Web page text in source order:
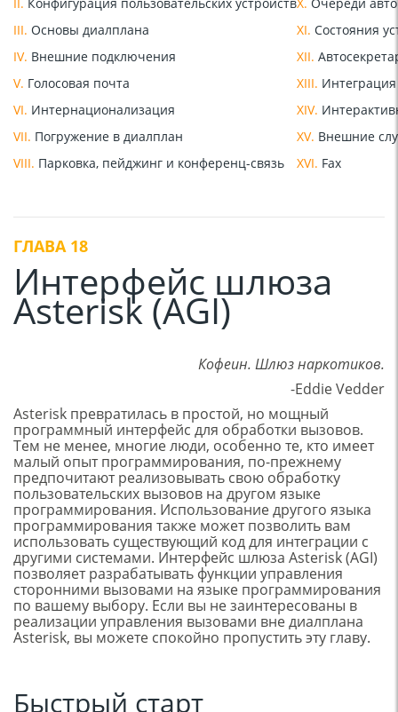
III. Основы диалплана
IV. Внешние подключения
V. Голосовая почта
VI. Интернационализация
VII. Погружение в диалплан
VIII. Парковка, пейджинг и конференц-связь
XI. Состояния
XII.
XIII.
XIV.
XV. Внешние
XVI. Fax
ГЛАВА 18
Интерфейс шлюза
Asterisk (AGI)
Кофеин. Шлюз наркотиков.
-Eddie Vedder
Asterisk превратилась в простой, но мощный
программный интерфейс для обработки вызовов.
Тем не менее, многие люди, особенно те, кто имеет
малый опыт программирования, по-прежнему
предпочитают реализовывать свою обработку
пользовательских вызовов на другом языке
программирования. Использование другого языка
программирования также может позволить вам
использовать существующий код для интеграции с
другими системами. Интерфейс шлюза Asterisk (AGI)
позволяет разрабатывать функции управления
сторонними вызовами на языке программирования
по вашему выбору. Если вы не заинтересованы в
реализации управления вызовами вне диалплана
Asterisk, вы можете спокойно пропустить эту главу.
Быстрый старт